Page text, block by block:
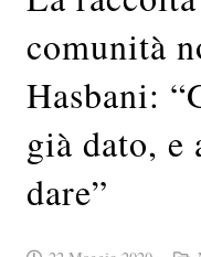
comunità
Hasbani:
già dato, e
dare”